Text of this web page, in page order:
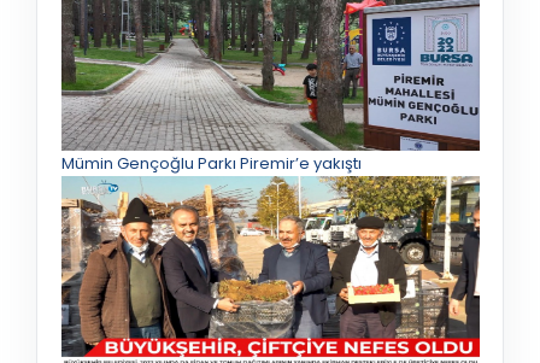
Mümin Gençoğlu Parkı Piremir’e yakıştı